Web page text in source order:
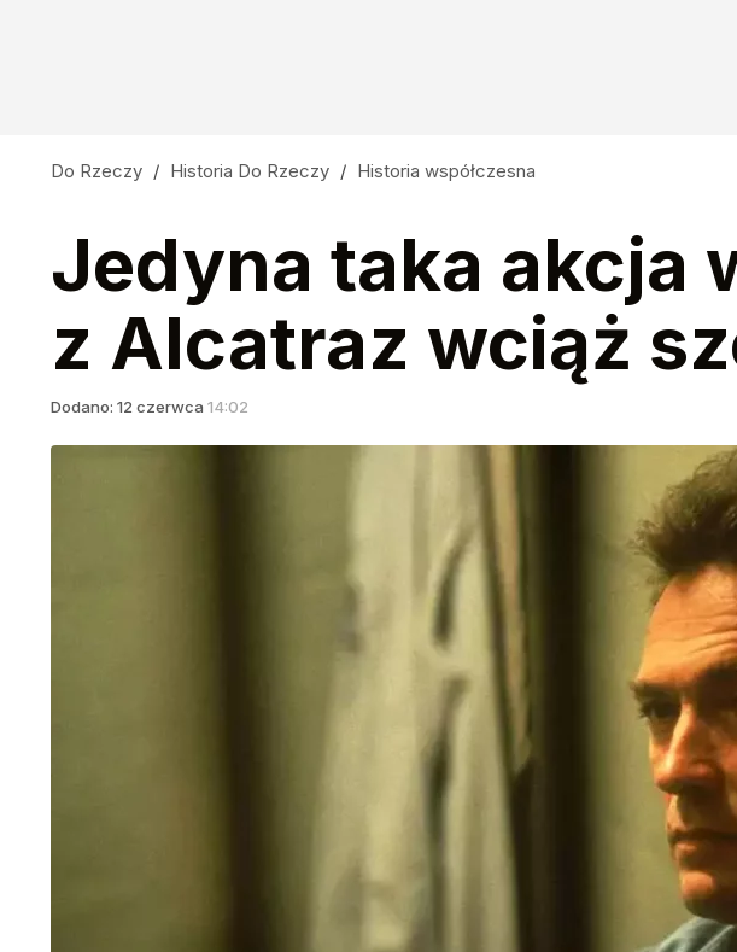
Do Rzeczy / Historia Do Rzeczy / Historia współczesna
Jedyna taka akcja
z Alcatraz wciąż
Dodano: 12 czerwca 14:02